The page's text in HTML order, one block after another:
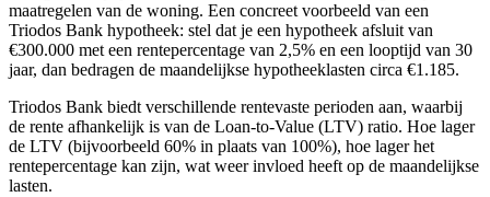
maatregelen van de woning. Een concreet voorbeeld van een
Triodos Bank hypotheek: stel dat je een hypotheek afsluit van
€300.000 met een rentepercentage van 2,5% en een looptijd van 30
jaar, dan bedragen de maandelijkse hypotheeklasten circa €1.185.
Triodos Bank biedt verschillende rentevaste perioden aan, waarbij
de rente afhankelijk is van de Loan-to-Value (LTV) ratio. Hoe lager
de LTV (bijvoorbeeld 60% in plaats van 100%), hoe lager het
rentepercentage kan zijn, wat weer invloed heeft op de maandelijkse
lasten.